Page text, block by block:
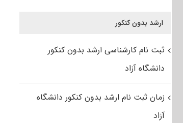
ارشد بدون کنکور
ثبت نام کارشناسی ارشد بدون کنکور
دانشگاه آزاد
زمان ثبت نام ارشد بدون کنکور دانشگاه
آزاد